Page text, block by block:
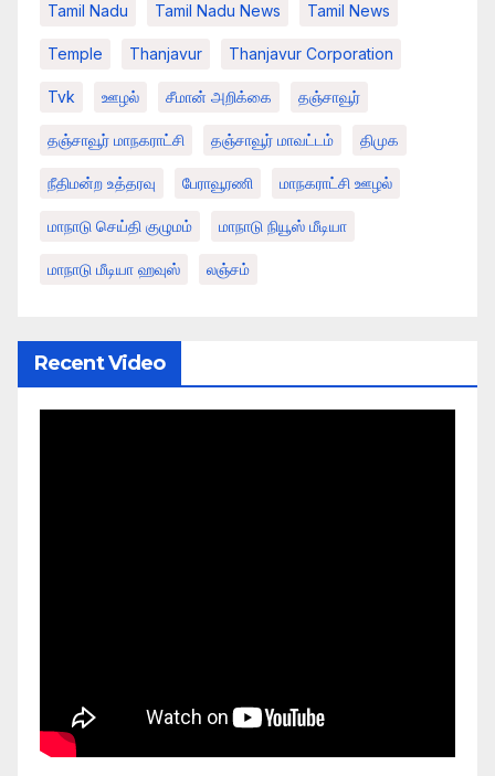
Tamil Nadu Tamil Nadu News Tamil News
Temple Thanjavur Thanjavur Corporation
Tvk ஊழல் சீமான் அறிக்கை தஞ்சாவூர்
தஞ்சாவூர் மாநகராட்சி தஞ்சாவூர் மாவட்டம் திமுக
நீதிமன்ற உத்தரவு பேராவூரணி மாநகராட்சி ஊழல்
மாநாடு செய்தி குழுமம் மாநாடு நியூஸ் மீடியா
மாநாடு மீடியா ஹவுஸ் லஞ்சம்
Recent Video